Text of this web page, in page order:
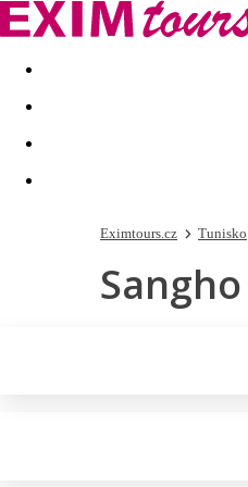
Akční nabídky Last minute
Eximtours.cz Tunisko
Sangho